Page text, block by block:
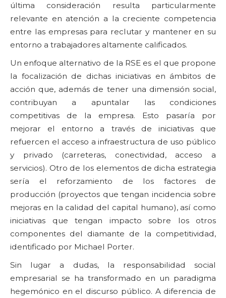
última consideración resulta particularmente
relevante en atención a la creciente competencia
entre las empresas para reclutar y mantener en su
entorno a trabajadores altamente calificados.
Un enfoque alternativo de la RSE es el que propone
la focalización de dichas iniciativas en ámbitos de
acción que, además de tener una dimensión social,
contribuyan a apuntalar las condiciones
competitivas de la empresa. Esto pasaría por
mejorar el entorno a través de iniciativas que
refuercen el acceso a infraestructura de uso público
y privado (carreteras, conectividad, acceso a
servicios). Otro de los elementos de dicha estrategia
sería el reforzamiento de los factores de
producción (proyectos que tengan incidencia sobre
mejoras en la calidad del capital humano), así como
iniciativas que tengan impacto sobre los otros
componentes del diamante de la competitividad,
identificado por Michael Porter.
Sin lugar a dudas, la responsabilidad social
empresarial se ha transformado en un paradigma
hegemónico en el discurso público. A diferencia de